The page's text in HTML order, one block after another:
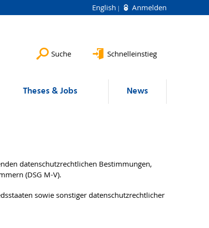
English Anmelden
Suche Schnelleinstieg
Theses & Jobs News
datenschutzrechtlichen Bestimmungen,
(DSG M-V).
sowie sonstiger datenschutzrechtlicher